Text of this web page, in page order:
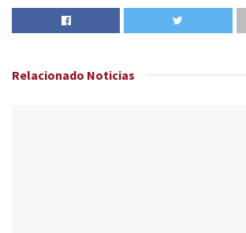
Relacionado Noticias